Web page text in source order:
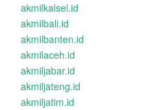
akmilkalsel.id
akmilbali.id
akmilbanten.id
akmilaceh.id
akmiljabar.id
akmiljateng.id
akmiljatim.id